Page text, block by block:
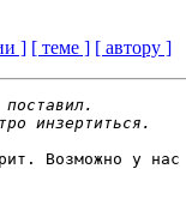
] [ теме ] [ автору ]
Возможно у нас